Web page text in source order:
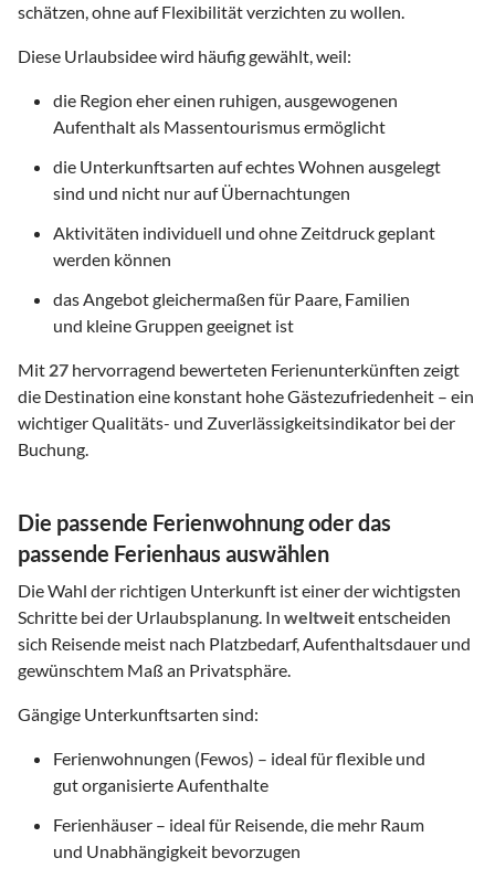
schätzen, ohne auf Flexibilität verzichten zu wollen.
Diese Urlaubsidee wird häufig gewählt, weil:
die Region eher einen ruhigen, ausgewogenen
Aufenthalt als Massentourismus ermöglicht
die Unterkunftsarten auf echtes Wohnen ausgelegt
sind und nicht nur auf Übernachtungen
Aktivitäten individuell und ohne Zeitdruck geplant
werden können
das Angebot gleichermaßen für Paare, Familien
und kleine Gruppen geeignet ist
Mit 27 hervorragend bewerteten Ferienunterkünften zeigt
die Destination eine konstant hohe Gästezufriedenheit – ein
wichtiger Qualitäts- und Zuverlässigkeitsindikator bei der
Buchung.
Die passende Ferienwohnung oder das
passende Ferienhaus auswählen
Die Wahl der richtigen Unterkunft ist einer der wichtigsten
Schritte bei der Urlaubsplanung. In weltweitentscheiden
sich Reisende meist nach Platzbedarf, Aufenthaltsdauer und
gewünschtem Maß an Privatsphäre.
Gängige Unterkunftsarten sind:
Ferienwohnungen (Fewos) – ideal für flexible und
gut organisierte Aufenthalte
Ferienhäuser – ideal für Reisende, die mehr Raum
und Unabhängigkeit bevorzugen